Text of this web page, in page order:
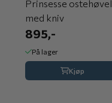
Prinsesse ostehøvel
med kniv
895,-
På lager
Kjøp